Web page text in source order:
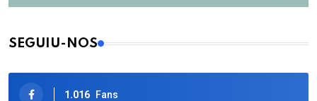
SEGUIU-NOS
1.016 Fans